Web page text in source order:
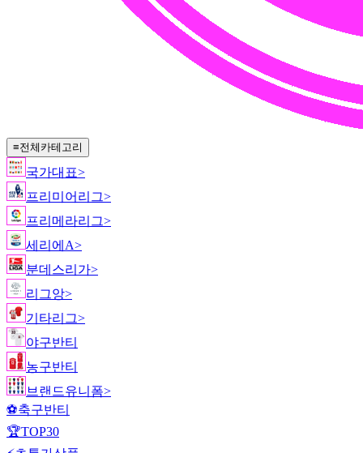
≡전체카테고리
국가대표>
프리미어리그>
프리메라리그>
세리에A>
분데스리가>
리그앙>
기타리그>
야구반티
농구반티
브랜드유니폼>
⚽축구반티
🏆TOP30